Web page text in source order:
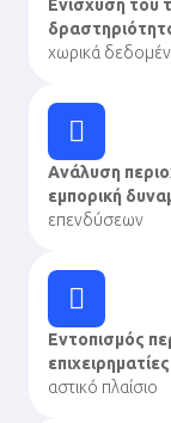
Ενίσχυση του
χωρικά
Ανάλυση
εμπορική
επενδύσεων
Εντοπισμός
αστικό πλαίσιο